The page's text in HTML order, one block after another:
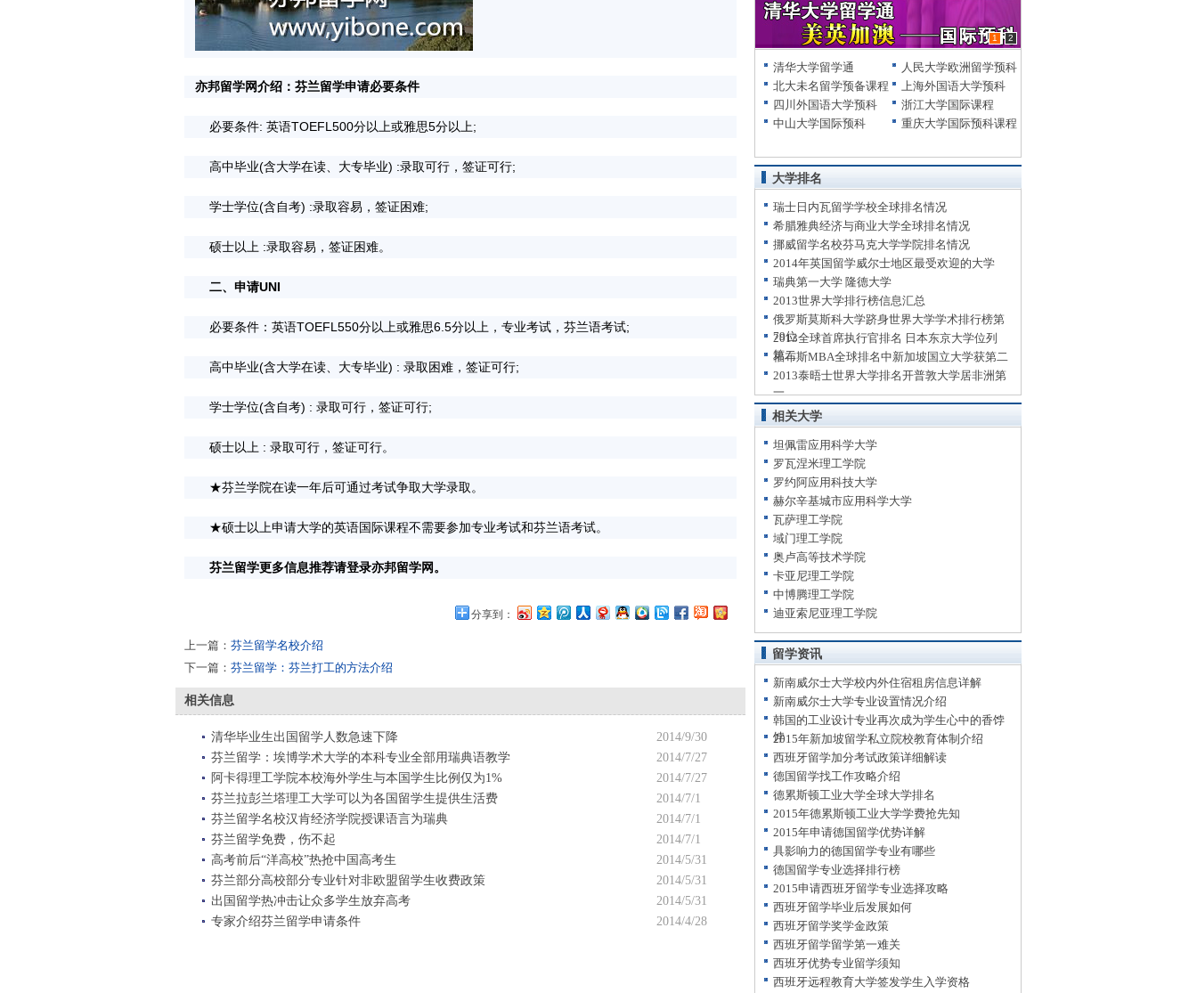
亦邦留学网介绍：芬兰留学申请必要条件
必要条件: 英语TOEFL500分以上或雅思5分以上;
高中毕业(含大学在读、大专毕业) :录取可行，签证可行;
学士学位(含自考) :录取容易，签证困难;
硕士以上 :录取容易，签证困难。
二、申请UNI
必要条件：英语TOEFL550分以上或雅思6.5分以上，专业考试，芬兰语考试;
高中毕业(含大学在读、大专毕业) : 录取困难，签证可行;
学士学位(含自考) : 录取可行，签证可行;
硕士以上 : 录取可行，签证可行。
★芬兰学院在读一年后可通过考试争取大学录取。
★硕士以上申请大学的英语国际课程不需要参加专业考试和芬兰语考试。
芬兰留学更多信息推荐请登录亦邦留学网。
分享到：
上一篇： 芬兰留学名校介绍
下一篇： 芬兰留学：芬兰打工的方法介绍
相关信息
2014/9/30
清华毕业生出国留学人数急速下降
2014/7/27
芬兰留学：埃博学术大学的本科专业全部用瑞典语教学
2014/7/27
阿卡得理工学院本校海外学生与本国学生比例仅为1%
2014/7/1
芬兰拉彭兰塔理工大学可以为各国留学生提供生活费
2014/7/1
芬兰留学名校汉肯经济学院授课语言为瑞典
2014/7/1
芬兰留学免费，伤不起
2014/5/31
高考前后“洋高校”热抢中国高考生
2014/5/31
芬兰部分高校部分专业针对非欧盟留学生收费政策
2014/5/31
出国留学热冲击让众多学生放弃高考
2014/4/28
专家介绍芬兰留学申请条件
1 2
清华大学留学通
人民大学欧洲留学预科
北大未名留学预备课程
上海外国语大学预科
四川外国语大学预科
浙江大学国际课程
中山大学国际预科
重庆大学国际预科课程
大学排名
瑞士日内瓦留学学校全球排名情况
希腊雅典经济与商业大学全球排名情况
挪威留学名校芬马克大学学院排名情况
2014年英国留学威尔士地区最受欢迎的大学
瑞典第一大学 隆德大学
2013世界大学排行榜信息汇总
俄罗斯莫斯科大学跻身世界大学学术排行榜第
79位
2013全球首席执行官排名 日本东京大学位列
第二
福布斯MBA全球排名中新加坡国立大学获第二
2013泰晤士世界大学排名开普敦大学居非洲第
一
相关大学
坦佩雷应用科学大学
罗瓦涅米理工学院
罗约阿应用科技大学
赫尔辛基城市应用科学大学
瓦萨理工学院
域门理工学院
奥卢高等技术学院
卡亚尼理工学院
中博腾理工学院
迪亚索尼亚理工学院
留学资讯
新南威尔士大学校内外住宿租房信息详解
新南威尔士大学专业设置情况介绍
韩国的工业设计专业再次成为学生心中的香饽
饽
2015年新加坡留学私立院校教育体制介绍
西班牙留学加分考试政策详细解读
德国留学找工作攻略介绍
德累斯顿工业大学全球大学排名
2015年德累斯顿工业大学学费抢先知
2015年申请德国留学优势详解
具影响力的德国留学专业有哪些
德国留学专业选择排行榜
2015申请西班牙留学专业选择攻略
西班牙留学毕业后发展如何
西班牙留学奖学金政策
西班牙留学留学第一难关
西班牙优势专业留学须知
西班牙远程教育大学签发学生入学资格